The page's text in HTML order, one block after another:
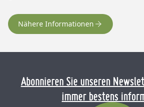
Nähere Informationen
Abonnieren Sie unseren
immer bestens